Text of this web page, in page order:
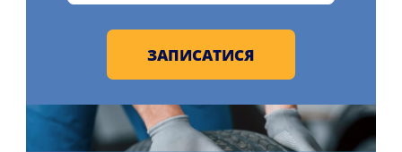
ЗАПИСАТИСЯ